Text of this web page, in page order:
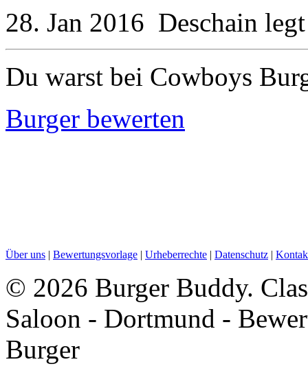
28. Jan 2016 Deschain
Du warst bei Cowboys
Burger bewerten
Über uns | Bewertungsvorlage | Urheberrechte | Datenschutz |
© 2026 Burger Buddy.
Saloon - Dortmund -
Burger